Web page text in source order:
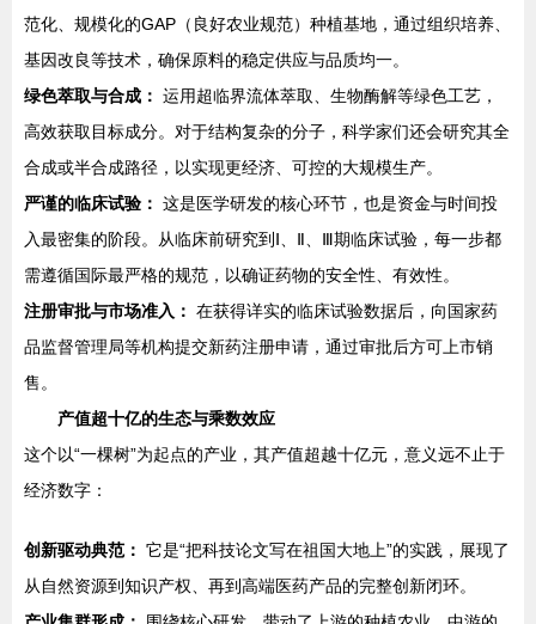
范化、规模化的GAP（良好农业规范）种植基地，通过组织培养、
基因改良等技术，确保原料的稳定供应与品质均一。
绿色萃取与合成： 运用超临界流体萃取、生物酶解等绿色工艺，
高效获取目标成分。对于结构复杂的分子，科学家们还会研究其全
合成或半合成路径，以实现更经济、可控的大规模生产。
严谨的临床试验： 这是医学研发的核心环节，也是资金与时间投
入最密集的阶段。从临床前研究到Ⅰ、Ⅱ、Ⅲ期临床试验，每一步都
需遵循国际最严格的规范，以确证药物的安全性、有效性。
注册审批与市场准入： 在获得详实的临床试验数据后，向国家药
品监督管理局等机构提交新药注册申请，通过审批后方可上市销
售。
产值超十亿的生态与乘数效应
这个以“一棵树”为起点的产业，其产值超越十亿元，意义远不止于
经济数字：
创新驱动典范： 它是“把科技论文写在祖国大地上”的实践，展现了
从自然资源到知识产权、再到高端医药产品的完整创新闭环。